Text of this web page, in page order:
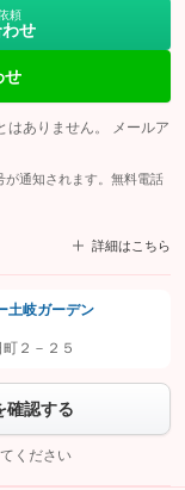
頼
せ
せ
はありません。 メールア
通知されます。無料電話
詳細はこちら
「許可する」ボタンを押
わせを
土岐ガーデン
２－２５
確認する
ください